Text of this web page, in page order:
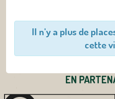
Il n'y a plus de
cette
EN